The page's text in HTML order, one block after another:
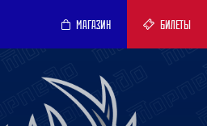
МАГАЗИН БИЛЕТЫ